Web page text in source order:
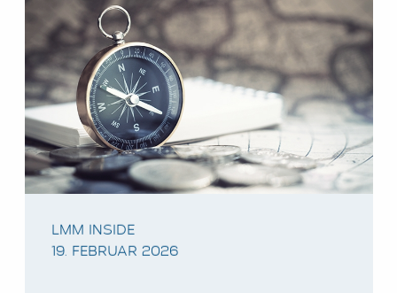
LMM INSIDE
19. FEBRUAR 2026